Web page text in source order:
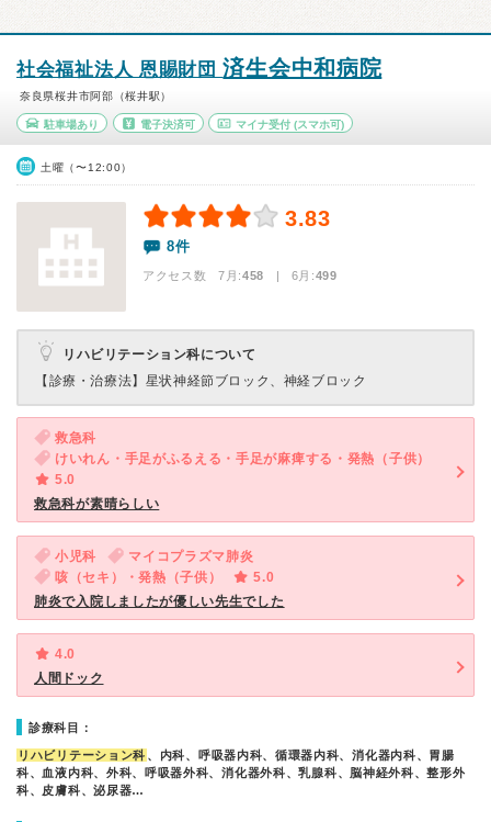
社会福祉法人 恩賜財団済生会中和病院
奈良県桜井市阿部（桜井駅）
駐車場あり 電子決済可 マイナ受付 (スマホ可)
土曜（〜12:00）
3.83
8件
アクセス数 7月:458 | 6月:499
リハビリテーション科について
【診療・治療法】 星状神経節ブロック、神経ブロック
救急科
けいれん・手足がふるえる・手足が麻痺する・発熱（子供）
5.0
救急科が素晴らしい
小児科
マイコプラズマ肺炎
咳（セキ）・発熱（子供）
5.0
肺炎で入院しましたが優しい先生でした
4.0
人間ドック
診療科目：
リハビリテーション科 、内科、呼吸器内科、循環器内科、消化器内科、胃腸
科、血液内科、外科、呼吸器外科、消化器外科、乳腺科、脳神経外科、整形外
科、皮膚科、泌尿器…